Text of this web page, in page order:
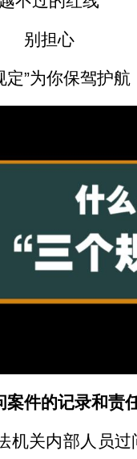
别担心
定”为你保驾护航
案件的记录和责
机关内部人员